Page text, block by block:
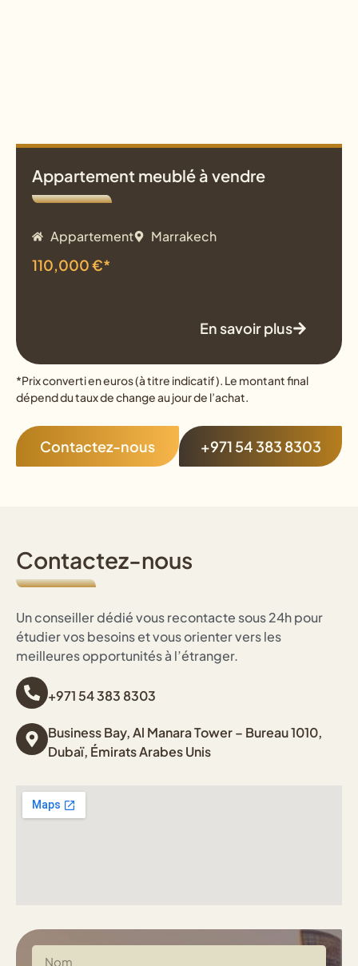
Appartement meublé à vendre
Appartement Marrakech
110,000 €*
En savoir plus
*Prix converti en euros (à titre indicatif). Le montant final
dépend du taux de change au jour de l’achat.
Contactez-nous +971 54 383 8303
Contactez-nous
Un conseiller dédié vous recontacte sous 24h pour
étudier vos besoins et vous orienter vers les
meilleures opportunités à l’étranger.
+971 54 383 8303
Business Bay, Al Manara Tower – Bureau 1010,
Dubaï, Émirats Arabes Unis